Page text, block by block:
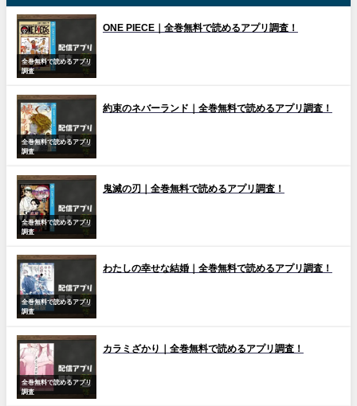
全巻無料で読めるアプリ
調査
ONE PIECE｜全巻無料で読めるアプリ調査！
全巻無料で読めるアプリ
調査
約束のネバーランド｜全巻無料で読めるアプリ調査！
全巻無料で読めるアプリ
調査
鬼滅の刃｜全巻無料で読めるアプリ調査！
全巻無料で読めるアプリ
調査
わたしの幸せな結婚｜全巻無料で読めるアプリ調査！
全巻無料で読めるアプリ
調査
カラミざかり｜全巻無料で読めるアプリ調査！